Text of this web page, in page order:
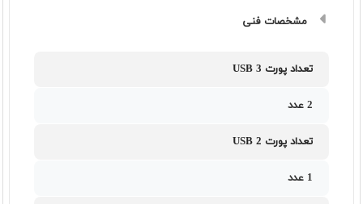
مشخصات فنی
تعداد پورت USB 3
2 عدد
تعداد پورت USB 2
1 عدد